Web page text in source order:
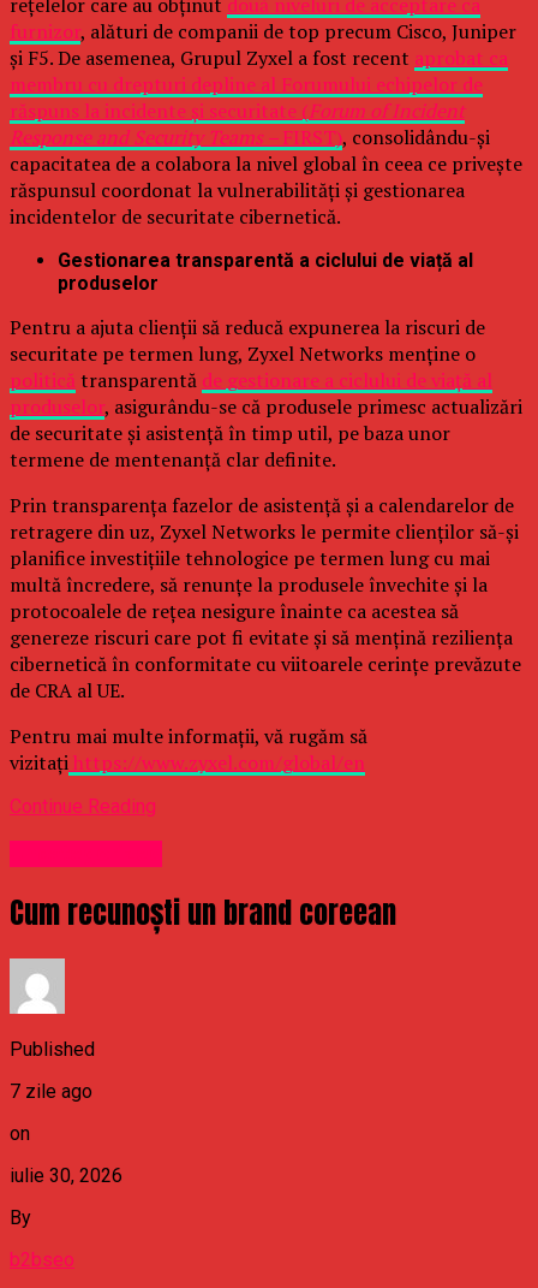
furnizor, alături de companii de top precum Cisco, Juniper
și F5. De asemenea, Grupul Zyxel a fost recent aprobat ca
membru cu drepturi depline al Forumului echipelor de
răspuns la incidente și securitate (Forum of Incident
Response and Security Teams –FIRST), consolidându-și
capacitatea de a colabora la nivel global în ceea ce privește
răspunsul coordonat la vulnerabilități și gestionarea
incidentelor de securitate cibernetică.
Gestionarea transparentă a ciclului de viață al
produselor
Pentru a ajuta clienții să reducă expunerea la riscuri de
securitate pe termen lung, Zyxel Networks menține o
politică transparentă de gestionare a ciclului de viață al
produselor, asigurându-se că produsele primesc actualizări
de securitate și asistență în timp util, pe baza unor
termene de mentenanță clar definite.
Prin transparența fazelor de asistență și a calendarelor de
retragere din uz, Zyxel Networks le permite clienților să-și
planifice investițiile tehnologice pe termen lung cu mai
multă încredere, să renunțe la produsele învechite și la
protocoalele de rețea nesigure înainte ca acestea să
genereze riscuri care pot fi evitate și să mențină reziliența
cibernetică în conformitate cu viitoarele cerințe prevăzute
de CRA al UE.
Pentru mai multe informații, vă rugăm să
vizitațihttps://www.zyxel.com/global/en
Continue Reading
Cum recunoști un brand coreean
Published
7 zile ago
on
iulie 30, 2026
By
b2bseo